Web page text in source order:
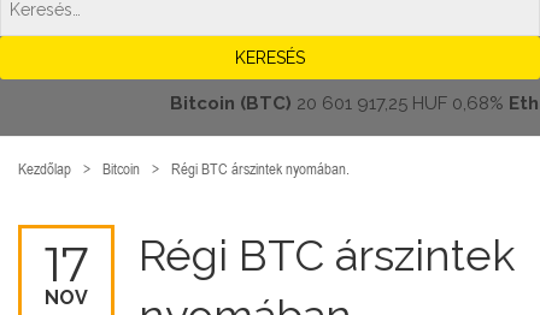
Bitcoin (BTC)20 601 917,25 HUF0,68%
Kezdőlap Bitcoin Régi BTC árszintek nyomában.
17
NOV
Régi BTC árszintek